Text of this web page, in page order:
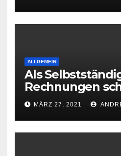
ALLGEMEIN
Als
Rechnungen
ist zu beachten
MÄRZ 27, 2021